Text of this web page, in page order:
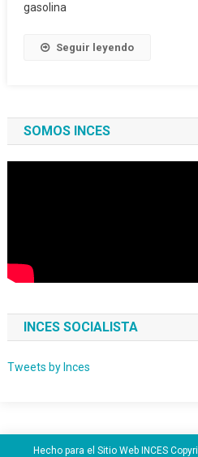
gasolina
Seguir leyendo
SOMOS INCES
INCES SOCIALISTA
Tweets by Inces
Hecho para el Sitio Web INCES